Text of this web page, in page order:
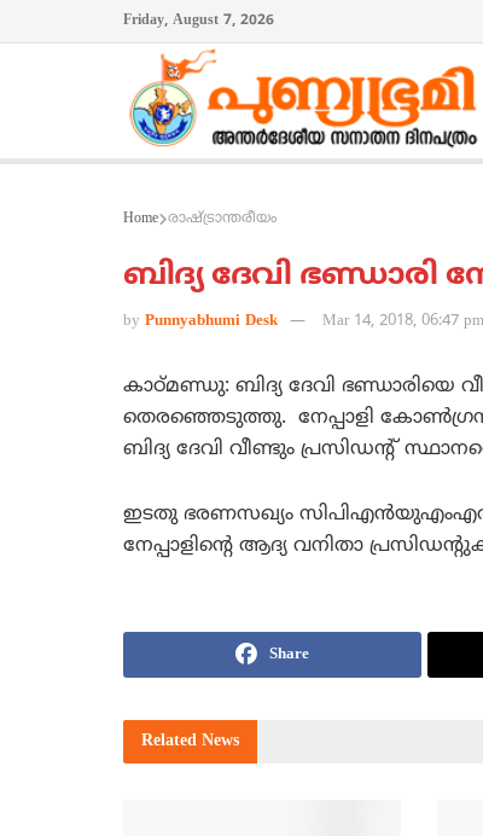
Friday, August 7, 2026
Home രാഷ്ട്രാന്തരീയം
ബിദ്യ ദേവി ഭണ്ഡാരി
by Punnyabhumi Desk Mar 14, 2018, 06:47
കാഠ്മണ്ഡു: ബിദ്യ ദേവി ഭണ്ഡാരിയെ
തെരഞ്ഞെടുത്തു. നേപ്പാളി
ബിദ്യ ദേവി വീണ്ടും പ്രസിഡന്‍റ്
ഇടതു ഭരണസഖ്യം സിപിഎന്‍യുഎംഎല്‍,
നേപ്പാളിന്റെ ആദ്യ വനിതാ
Share
Related News